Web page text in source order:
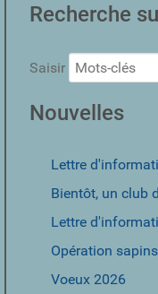
Recherche
Saisir
Nouvelles
Lettre
Bientôt, un club
Lettre
Opération
Voeux 2026